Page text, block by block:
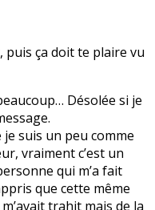
puis ça doit te plaire vu
Désolée si je
suis un peu comme
vraiment c’est un
qui m’a fait
que cette même
trahit mais de la